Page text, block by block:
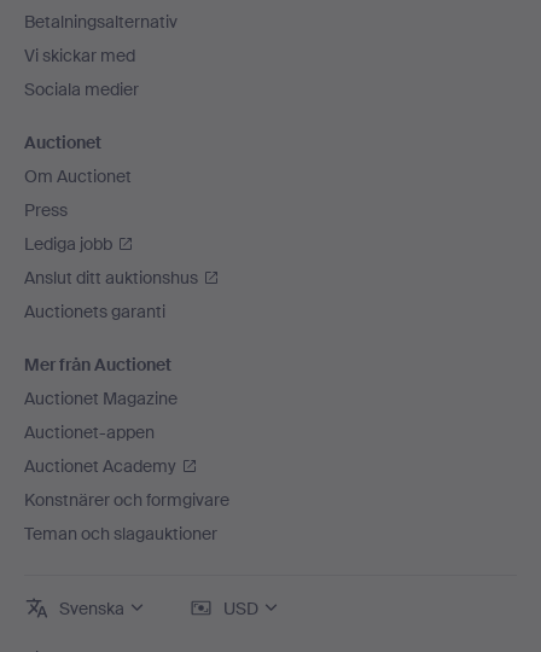
Betalningsalternativ
Vi skickar med
Sociala medier
Auctionet
Om Auctionet
Press
Lediga jobb
Anslut ditt auktionshus
Auctionets garanti
Mer från Auctionet
Auctionet Magazine
Auctionet-appen
Auctionet Academy
Konstnärer och formgivare
Teman och slagauktioner
Svenska USD